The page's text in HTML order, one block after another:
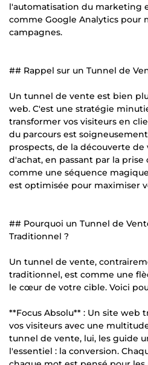
l'automatisation du marketing
comme Google Analytics pour
campagnes.
## Rappel sur un Tunnel de
Un tunnel de vente est bien
web. C'est une stratégie
transformer vos visiteurs en
du parcours est
prospects, de la découverte
d'achat, en passant par la
comme une séquence
est optimisée pour maximiser
## Pourquoi un Tunnel de
Traditionnel ?
Un tunnel de vente,
traditionnel, est comme une
le cœur de votre cible. Voici
**Focus Absolu** : Un site
vos visiteurs avec une
tunnel de vente, lui, les guide
l'essentiel : la conversion.